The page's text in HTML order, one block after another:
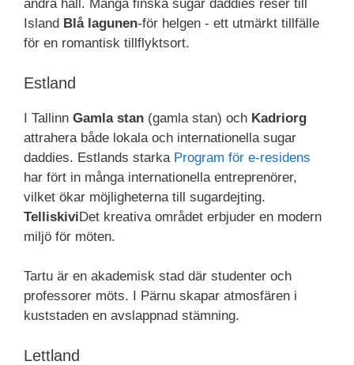
andra håll. Många finska sugar daddies reser till
Island Blå lagunen-för helgen - ett utmärkt tillfälle
för en romantisk tillflyktsort.
Estland
I Tallinn Gamla stan (gamla stan) och Kadriorg
attrahera både lokala och internationella sugar
daddies. Estlands starka Program för e-residens
har fört in många internationella entreprenörer,
vilket ökar möjligheterna till sugardejting.
TelliskiviDet kreativa området erbjuder en modern
miljö för möten.
Tartu är en akademisk stad där studenter och
professorer möts. I Pärnu skapar atmosfären i
kuststaden en avslappnad stämning.
Lettland